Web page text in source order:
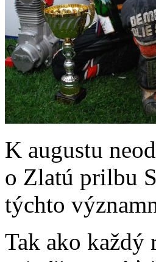
K augustu
o Zlatú prilbu
týchto
Tak ako každý